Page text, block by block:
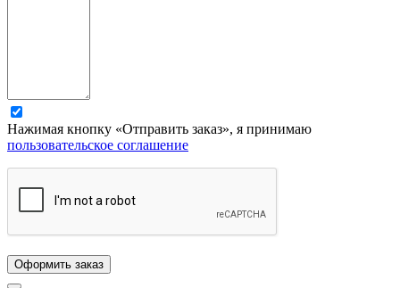
Нажимая кнопку «Отправить заказ», я принимаю
пользовательское соглашение